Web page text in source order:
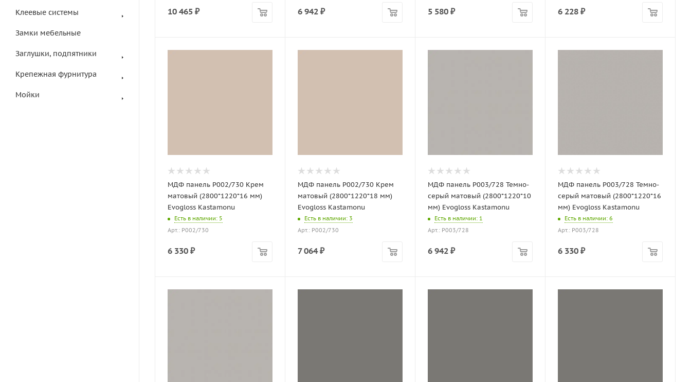
Клеевые системы
Замки мебельные
Заглушки, подпятники
Крепежная фурнитура
Мойки
10 465 ₽ 6 942 ₽ 5 580 ₽ 6 228 ₽
МДФ панель P002/730 Крем
матовый (2800*1220*16 мм)
Evogloss Kastamonu
Есть в наличии: 5
Арт.: P002/730
6 330 ₽
МДФ панель P002/730 Крем
матовый (2800*1220*18 мм)
Evogloss Kastamonu
Есть в наличии: 3
Арт.: P002/730
7 064₽
МДФ панель P003/728 Темно-
серый матовый (2800*1220*10
мм) Evogloss Kastamonu
Есть в наличии: 1
Арт.: P003/728
6 942 ₽
МДФ панель P003/728 Темно-
серый матовый (2800*1220*16
мм) Evogloss Kastamonu
Есть в наличии: 6
Арт.: P003/728
6 330 ₽